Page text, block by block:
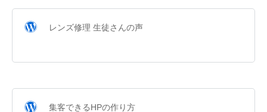
レンズ修理 生徒さんの声
集客できるHPの作り方